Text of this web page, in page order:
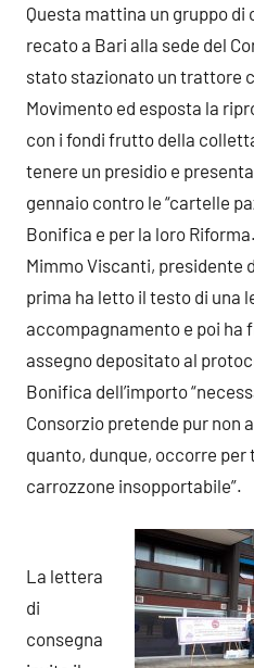
Questa mattina un gruppo
recato a Bari alla sede del
stato stazionato un trattore
Movimento ed esposta la
con i fondi frutto della
tenere un presidio e
gennaio contro le “cartelle
Bonifica e per la loro
Mimmo Viscanti, presidente
prima ha letto il testo di una
accompagnamento e poi ha
assegno depositato al
Bonifica dell’importo
Consorzio pretende pur non
quanto, dunque, occorre per
carrozzone insopportabile”.
La lettera
di
consegna